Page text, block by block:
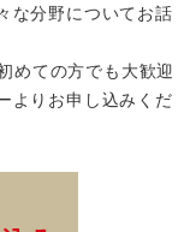
な分野についてお話
めての方でも大歓迎
よりお申し込みくだ